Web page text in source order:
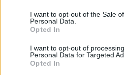
I want to opt-out of the Sale
Personal Data.
Opted In
I want to opt-out of
Personal Data for Targeted
Opted In